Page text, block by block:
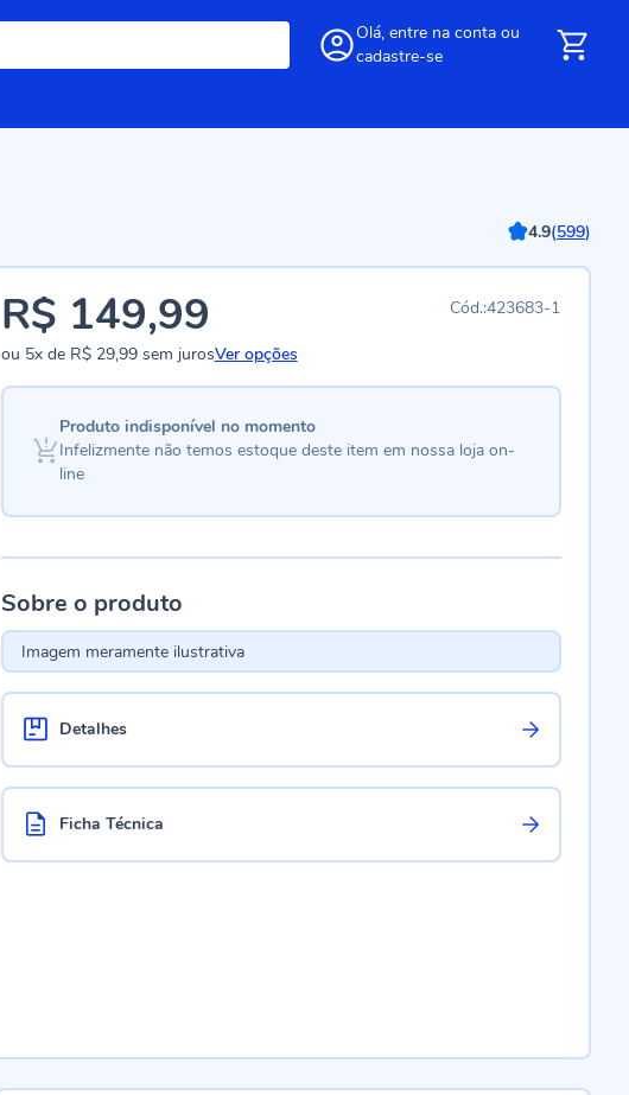
Olá, entre na conta ou
cadastre-se
4.9(599)
423683-1
R$ 149,99
ou 5xde R$ 29,99sem jurosVer opções
Produto indisponível no momento
Infelizmente não temos estoque deste item em nossa loja on-
line
Sobre o produto
Imagem meramente ilustrativa
Detalhes
Ficha Técnica